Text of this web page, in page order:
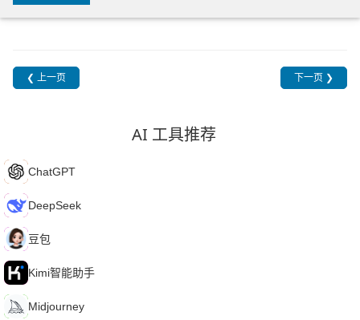
❮ 上一页 下一页 ❯
AI 工具推荐
C ChatGPT
D DeepSeek
豆 豆包
K Kimi智能助手
M Midjourney